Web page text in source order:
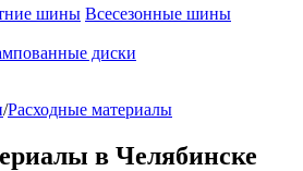
шины Всесезонные шины
диски
/Расходные материалы
в Челябинске